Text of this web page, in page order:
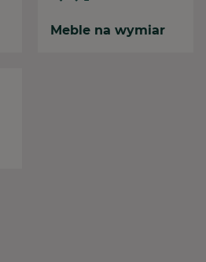
Meble na wymiar